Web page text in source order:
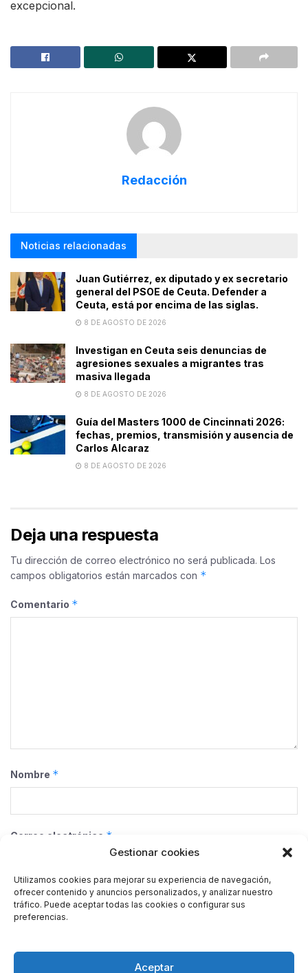
Gestionar cookies
Utilizamos cookies para mejorar su experiencia de navegación,
ofrecer contenido y anuncios personalizados, y analizar nuestro
tráfico. Puede aceptar todas las cookies o configurar sus
preferencias.
Aceptar
excepcional.
Redacción
Noticias relacionadas
Juan Gutiérrez, ex diputado y ex secretario
general del PSOE de Ceuta. Defender a
Ceuta, está por encima de las siglas.
8 DE AGOSTO DE 2026
Investigan en Ceuta seis denuncias de
agresiones sexuales a migrantes tras
masiva llegada
8 DE AGOSTO DE 2026
Guía del Masters 1000 de Cincinnati 2026:
fechas, premios, transmisión y ausencia de
Carlos Alcaraz
8 DE AGOSTO DE 2026
Deja una respuesta
Tu dirección de correo electrónico no será publicada. Los
campos obligatorios están marcados con *
Comentario *
Nombre *
Correo electrónico *
Web